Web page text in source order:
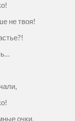
не твоя!
очки,